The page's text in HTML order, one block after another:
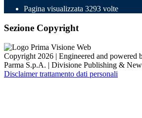
Pagina visualizzata 3293 volte
Sezione Copyright
Copyright 2026 | Engineered and powered
Parma S.p.A. | Divisione Publishing &
Disclaimer trattamento dati personali